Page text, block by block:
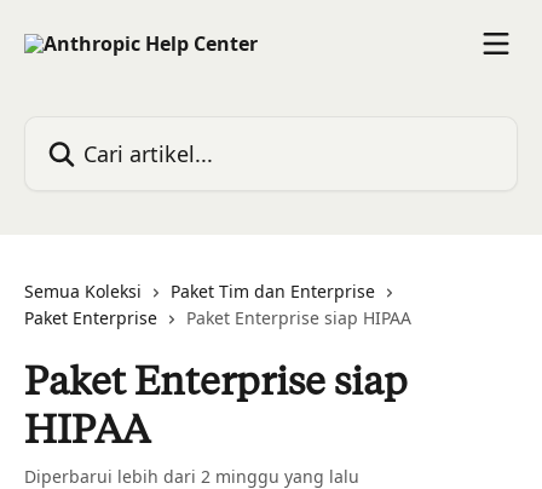
Semua Koleksi
Paket Tim dan Enterprise
Paket Enterprise
Paket Enterprise siap HIPAA
Paket Enterprise siap
HIPAA
Diperbarui lebih dari 2 minggu yang lalu